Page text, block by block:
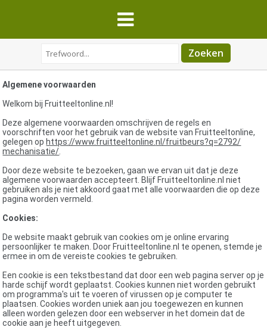
Algemene voorwaarden
Welkom bij Fruitteeltonline.nl!
Deze algemene voorwaarden omschrijven de regels en
voorschriften voor het gebruik van de website van Fruitteeltonline,
gelegen ophttps://www.fruitteeltonline.nl/fruitbeurs?q=2792/
mechanisatie/
Door deze website te bezoeken, gaan we ervan uit dat je deze
algemene voorwaarden accepteert. Blijf Fruitteeltonline.nl niet
gebruiken als je niet akkoord gaat met alle voorwaarden die op deze
pagina worden vermeld.
Cookies:
De website maakt gebruik van cookies om je online ervaring
persoonlijker te maken. Door Fruitteeltonline.nl te openen, stemde je
ermee in om de vereiste cookies te gebruiken.
Een cookie is een tekstbestand dat door een web pagina server op je
harde schijf wordt geplaatst. Cookies kunnen niet worden gebruikt
om programma's uit te voeren of virussen op je computer te
plaatsen. Cookies worden uniek aan jou toegewezen en kunnen
alleen worden gelezen door een webserver in het domein dat de
cookie aan je heeft uitgegeven.